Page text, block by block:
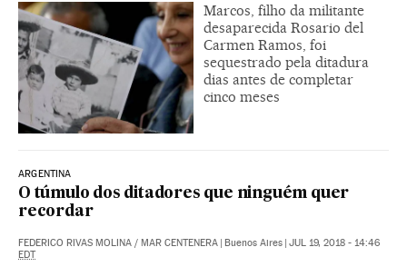
Marcos, filho da militante
desaparecida Rosario del
Carmen Ramos, foi
sequestrado pela ditadura
dias antes de completar
cinco meses
ARGENTINA
O túmulo dos ditadores que ninguém quer
recordar
FEDERICO RIVAS MOLINA / MAR CENTENERA | Buenos Aires | JUL 19, 2018 - 14:46
EDT